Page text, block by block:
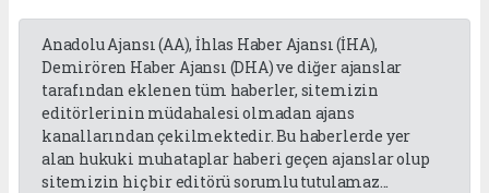
Anadolu Ajansı (AA), İhlas Haber Ajansı (İHA),
Demirören Haber Ajansı (DHA) ve diğer ajanslar
tarafından eklenen tüm haberler, sitemizin
editörlerinin müdahalesi olmadan ajans
kanallarından çekilmektedir. Bu haberlerde yer
alan hukuki muhataplar haberi geçen ajanslar olup
sitemizin hiç bir editörü sorumlu tutulamaz...